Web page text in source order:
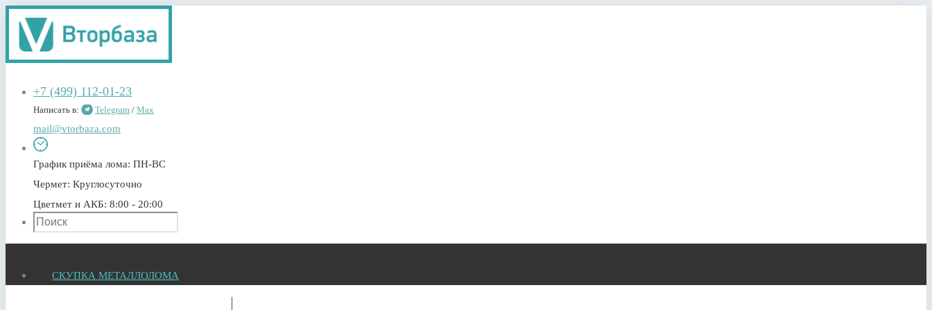
+7 (499) 112-01-23
Написать в: Telegram / Max
mail@vtorbaza.com
График приёма лома: ПН-ВС
Чермет: Круглосуточно
Цветмет и АКБ: 8:00 - 20:00
СКУПКА МЕТАЛЛОЛОМА